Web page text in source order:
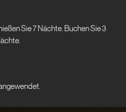
Sie 7 Nächte. Buchen Sie 3